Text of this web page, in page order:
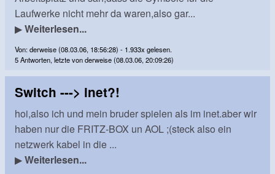
Laufwerke nicht mehr da waren,also gar...
▶Weiterlesen...
Von: derweise (08.03.06, 18:56:28) - 1.933x gelesen.
5 Antworten, letzte von derweise (08.03.06, 20:09:26)
Switch ---> inet?!
hoi,also ich und mein bruder spielen als im inet.aber wir
haben nur die FRITZ-BOX un AOL ;(steck also ein
netzwerk kabel in die ...
▶Weiterlesen...